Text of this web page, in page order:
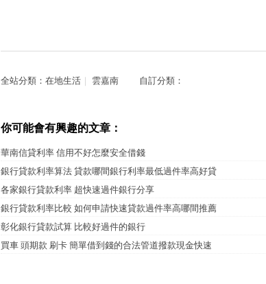
全站分類： 在地生活 雲嘉南 自訂分類：
你可能會有興趣的文章：
華南信貸利率 信用不好怎麼安全借錢
銀行貸款利率算法 貸款哪間銀行利率最低過件率高好貸
各家銀行貸款利率 超快速過件銀行分享
銀行貸款利率比較 如何申請快速貸款過件率高哪間推薦
彰化銀行貸款試算 比較好過件的銀行
買車 頭期款 刷卡 簡單借到錢的合法管道撥款現金快速